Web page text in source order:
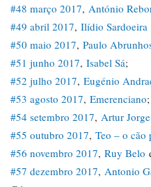
#48 março 2017, António
#49 abril 2017, Ilídio Sardoeira
#50 maio 2017, Paulo
#51 junho 2017, Isabel Sá;
#52 julho 2017, Eugénio
#53 agosto 2017, Emerenciano;
#54 setembro 2017, Artur Jorge
#55 outubro 2017, Teo – o cão
#56 novembro 2017, Ruy Belo
#57 dezembro 2017, Antonio